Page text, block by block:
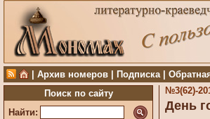
Архив номеров Подписка|
Поиск по сайту
Найти:
№3(62)-
День